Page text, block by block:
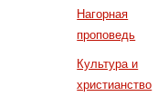
Нагорная
проповедь
Культура и
христианство